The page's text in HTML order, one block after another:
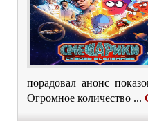
порадовал анонс
Огромное количество ...